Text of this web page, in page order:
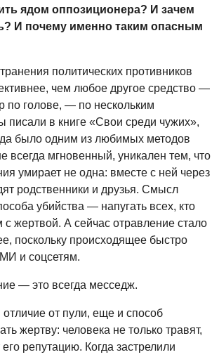
ядом оппозиционера? И зачем
И почему именно таким опасным
политических противников
чем любое другое средство —
по голове, — по нескольким
писали в книге «Свои среди чужих»,
было одним из любимых методов
всегда мгновенный, уникален тем, что
умирает не одна: вместе с ней через
родственники и друзья. Смысл
убийства — напугать всех, кто
с жертвой. А сейчас отравление стало
поскольку происходящее быстро
и соцсетям.
— это всегда месседж.
отличие от пули, еще и способ
жертву: человека не только травят,
репутацию. Когда застрелили